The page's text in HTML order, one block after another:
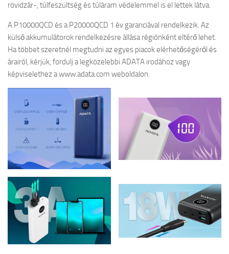
rövidzár-, túlfeszültség és túláram védelemmel is el lettek látva.
A P10000QCD és a P20000QCD 1 év garanciával rendelkezik. Az
külső akkumulátorok rendelkezésre állása régiónként eltérő lehet.
Ha többet szeretnél megtudni az egyes piacok elérhetőségéről és
árairól, kérjük, fordulj a legközelebbi ADATA irodához vagy
képviselethez a www.adata.com weboldalon.